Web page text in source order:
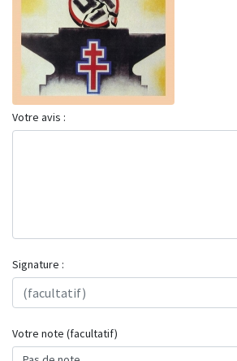
Votre avis :
Signature :
Votre note (facultatif)